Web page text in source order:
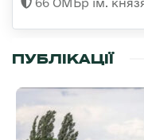
ПУБЛІКАЦІЇ